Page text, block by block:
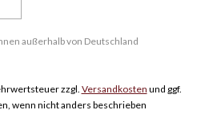
außerhalb von Deutschland
zzgl. Versandkosten und ggf.
wenn nicht anders beschrieben